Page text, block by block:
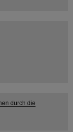
durch die